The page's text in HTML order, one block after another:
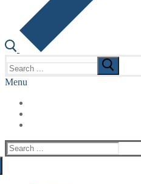
for:
Menu
Search
for: